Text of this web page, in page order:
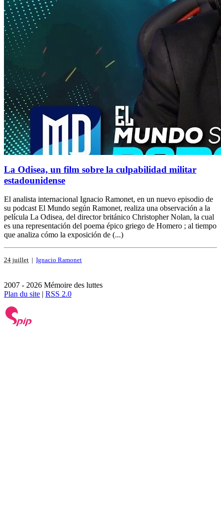
La Odisea, un film sobre la culpabilidad militar
estadounidense
El analista internacional Ignacio Ramonet, en un nuevo episodio de
su podcast El Mundo según Ramonet, realiza una observación a la
película La Odisea, del director británico Christopher Nolan, la cual
es una representación del poema épico griego de Homero ; al tiempo
que analiza cómo la exposición de (...)
24 juillet | Ignacio Ramonet
2007 - 2026 Mémoire des luttes
Plan du site | RSS 2.0